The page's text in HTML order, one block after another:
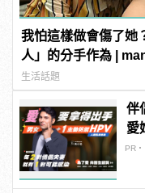
我怕這樣做會傷了她
人」的分手作為 |
生活話題
伴
愛
PR